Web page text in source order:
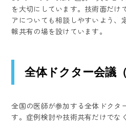
を大切にしています。技術面だけ
アについても相談しやすいよう、
報共有の場を設けています。
全体ドクター会議（
全国の医師が参加する全体ドクタ
す。症例検討や技術共有だけでなく